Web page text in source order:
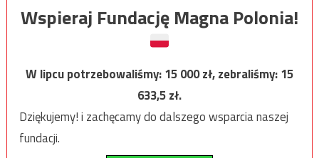
Wspieraj Fundację Magna Polonia!
W lipcu potrzebowaliśmy:15 000zł, zebraliśmy:15
633,5zł.
Dziękujemy! i zachęcamy do dalszego wsparcia naszej
fundacji.